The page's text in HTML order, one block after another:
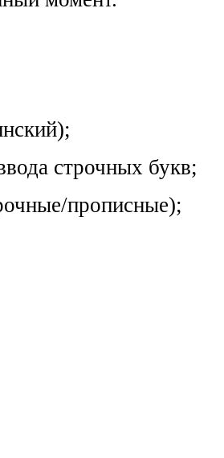
строчных букв;
прописные);